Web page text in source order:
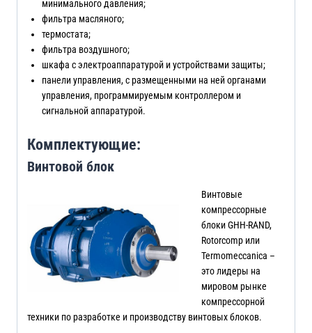
минимального давления;
фильтра масляного;
термостата;
фильтра воздушного;
шкафа с электроаппаратурой и устройствами защиты;
панели управления, с размещенными на ней органами
управления, программируемым контроллером и
сигнальной аппаратурой.
Комплектующие:
Винтовой блок
Винтовые
компрессорные
блоки GHH-RAND,
Rotorcomp или
Termomeccanica –
это лидеры на
мировом рынке
компрессорной
техники по разработке и производству винтовых блоков.